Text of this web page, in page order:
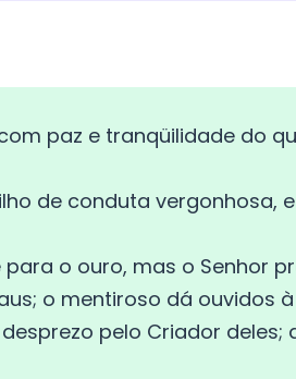
paz e tranqüilidade do
de conduta
o ouro, mas o Senhor
o mentiroso dá ouvidos
pelo Criador